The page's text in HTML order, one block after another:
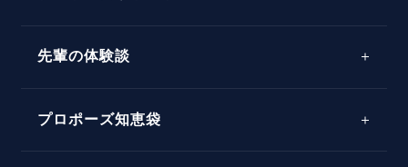
先輩の体験談
プロポーズ知恵袋